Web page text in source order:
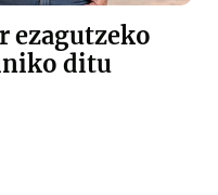
ezagutzeko
ditu